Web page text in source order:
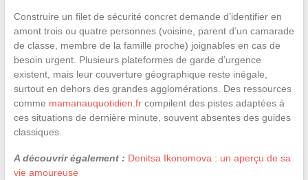
Construire un filet de sécurité concret demande d’identifier en
amont trois ou quatre personnes (voisine, parent d’un camarade
de classe, membre de la famille proche) joignables en cas de
besoin urgent. Plusieurs plateformes de garde d’urgence
existent, mais leur couverture géographique reste inégale,
surtout en dehors des grandes agglomérations. Des ressources
comme mamanauquotidien.frcompilent des pistes adaptées à
ces situations de dernière minute, souvent absentes des guides
classiques.
A découvrir également : Denitsa Ikonomova : un aperçu de sa
vie amoureuse